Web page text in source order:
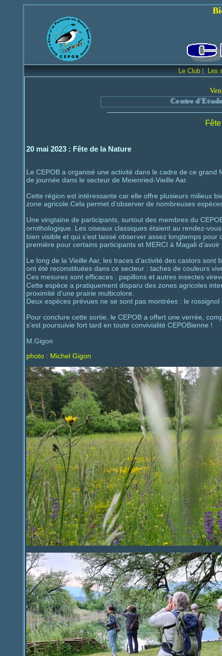
Bienvenue sur
Le Club | Les
Centre d'Etude et
20 mai 2023 : Fête de la Nature
Le CEPOB a organisé une activité dans le cadre de ce
de journée dans le secteur de Meienried-Vieille Aar.
Cette région est intéressante car elle offre plusieurs milieux
zone agricole.Cela permet d’observer de nombreuses
Une vingtaine de participants, surtout des membres du
ornithologique. Les oiseaux classiques étaient au rendez-
bien visible et qui s’est laissé observer assez longtemps
première pour certains participants et MERCI à Magali
Le long de la Vieille Aar, les traces d’activité des castors
ont été reconstituées dans ce secteur : taches de couleurs
Ces mesures sont efficaces : papillons et autres insectes
Cette espèce a pratiquement disparu des zones agricoles
proximité d’une prairie multicolore.
Deux espèces prévues ne se sont pas montrées : le rossignol
Pour conclure cette sortie, le CEPOB a offert une verrée,
s’est poursuivie fort tard en toute convivialité CEPOBienne !
M.Gigon
photo : Michel Gigon